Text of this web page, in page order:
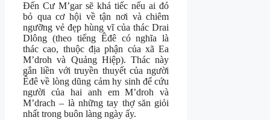
Đến Cư M’gar sẽ khá tiếc nếu ai đó
bỏ qua cơ hội về tận nơi và chiêm
ngưỡng vẻ đẹp hùng vĩ của thác Drai
Dlông (theo tiếng Êđê có nghĩa là
thác cao, thuộc địa phận của xã Ea
M’droh và Quảng Hiệp). Thác này
gắn liền với truyền thuyết của người
Êđê về lòng dũng cảm hy sinh để cứu
người của hai anh em M’droh và
M’drach – là những tay thợ săn giỏi
nhất trong buôn làng ngày ấy.